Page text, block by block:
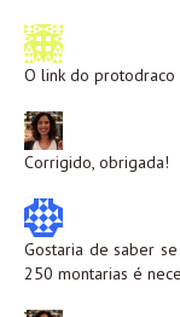
O link do
Corrigido, obrigada!
Gostaria de saber
250 montarias é